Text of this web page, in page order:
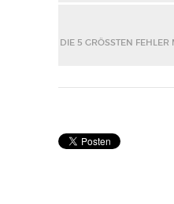
DIE 5 GRÖSSTEN FEHLER